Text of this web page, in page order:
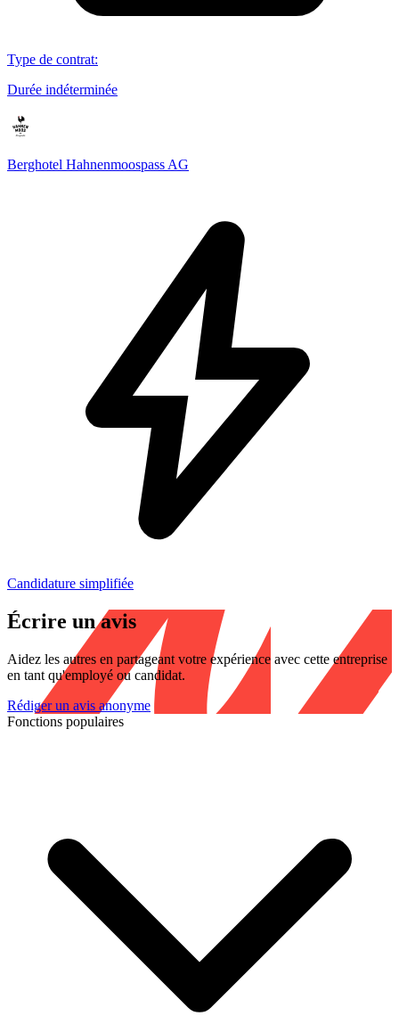
Type de contrat:
Durée indéterminée
Berghotel Hahnenmoospass AG
Candidature simplifiée
Écrire un avis
Aidez les autres en partageant votre expérience avec cette entreprise
en tant qu'employé ou candidat.
Rédiger un avis anonyme
Fonctions populaires